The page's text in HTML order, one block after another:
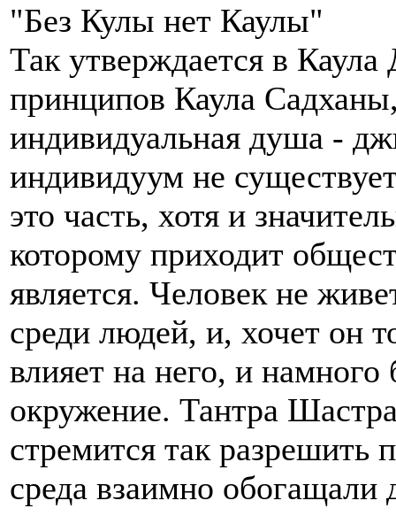
"Без Кулы нет Каулы"
Так утверждается в
принципов Каула
индивидуальная душа -
индивидуум не
это часть, хотя и
которому приходит
является. Человек не
среди людей, и, хочет он
влияет на него, и
окружение. Тантра
стремится так разрешить
среда взаимно обогащали